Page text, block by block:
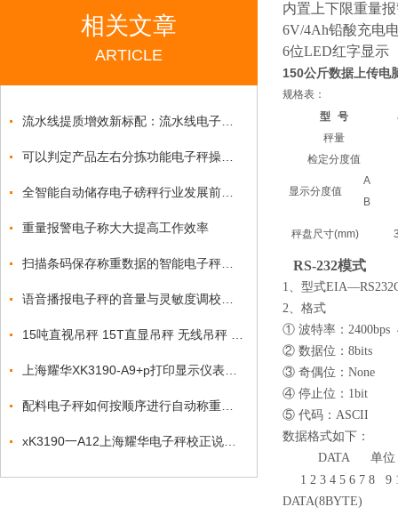
相关文章
ARTICLE
重量报警电子称大大提高工作效率
内置上下限重量
6V/4Ah铅酸充电
6位LED红字显示
150公斤数据上传电
规格表：
型 号
秤量
检定分度值
显示分度值
A
B
秤盘尺寸(mm)
RS-232模式
1、型式
2、格式
① 波特率：2400bps
② 数据位：8bits
③ 奇偶位：None
④ 停止位：1bit
⑤ 代码：ASCII
数据格式如下：
DATA 单位
1 2 3 4 5 6 7 8
9
DATA(8BYTE)